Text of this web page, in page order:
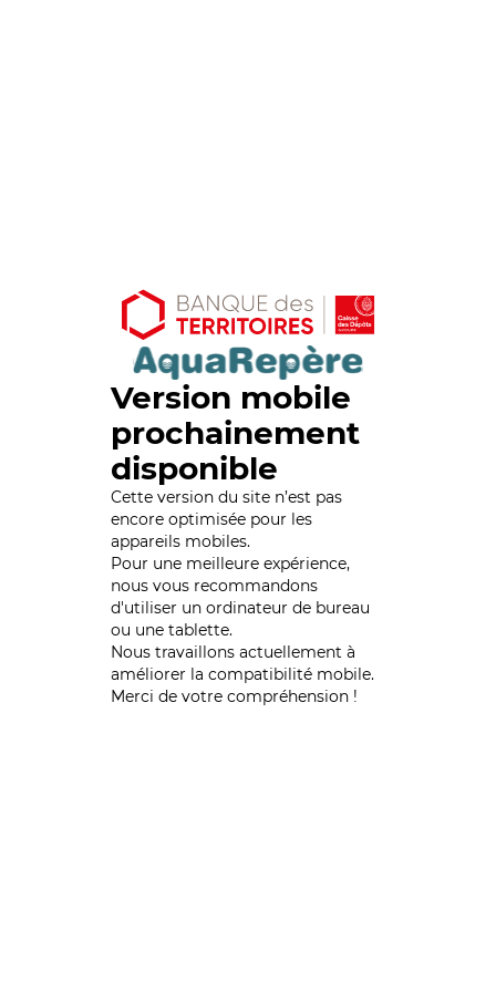
Version mobile
prochainement
disponible
Cette version du site n’est pas
encore optimisée pour les
appareils mobiles.
Pour une meilleure expérience,
nous vous recommandons
d'utiliser un ordinateur de bureau
ou une tablette.
Nous travaillons actuellement à
améliorer la compatibilité mobile.
Merci de votre compréhension !